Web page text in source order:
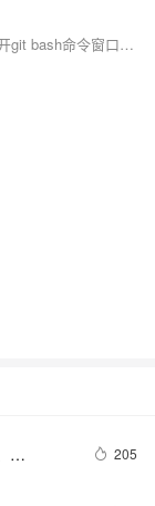
如果使用ssh的方式管理，需要配置ssh key. 1、打开git bash命令窗口 2、生成ssh key ssh-keygen -t rsa -b 4096 -C "your_email@example.com" your_email@example.com为github上你注册的email地址。
205